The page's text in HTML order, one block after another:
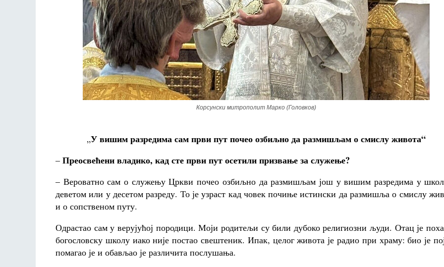
Корсунски митрополит Марко (Головков)
„У вишим разредима сам први пут почео озбиљно да размишљам о смислу живота“
– Преосвећени владико, кад сте први пут осетили призвање за служење?
– Вероватно сам о служењу Цркви почео озбиљно да размишљам још у вишим разредима у
деветом или у десетом разреду. То је узраст кад човек почиње истински да размишља о смислу
и о сопственом путу.
Одрастао сам у верујућој породици. Моји родитељи су били дубоко религиозни људи. Отац је
богословску школу иако није постао свештеник. Ипак, целог живота је радио при храму: био је
помагао је и обављао је различита послушања.